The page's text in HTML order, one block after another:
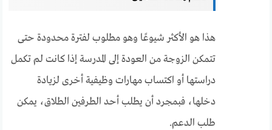
هذا هو الأكثر شيوعًا وهو مطلوب لفترة محدودة حتى
تتمكن الزوجة من العودة إلى المدرسة إذا كانت لم تكمل
دراستها أو اكتساب مهارات وظيفية أخرى لزيادة
دخلها، فبمجرد أن يطلب أحد الطرفين الطلاق، يمكن
طلب الدعم.